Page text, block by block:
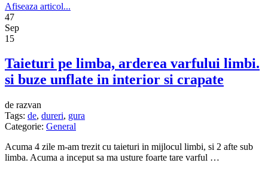
Afiseaza articol...
47
Sep
15
Taieturi pe limba, arderea varfului limbi.
si buze unflate in interior si crapate
de razvan
Tags: de, dureri, gura
Categorie: General
Acuma 4 zile m-am trezit cu taieturi in mijlocul limbi, si 2 afte sub
limba. Acuma a inceput sa ma usture foarte tare varful …